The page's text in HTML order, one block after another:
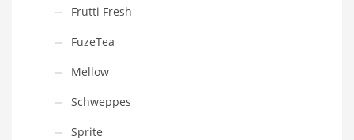
Frutti Fresh
FuzeTea
Mellow
Schweppes
Sprite